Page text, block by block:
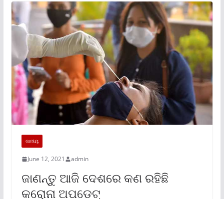
ଜାତୀୟ
June 12, 2021 admin
ଜାଣନ୍ତୁ ଆଜି ଦେଶରେ କଣ ରହିଛି
କରୋନା ଅପଡେଟ୍‌